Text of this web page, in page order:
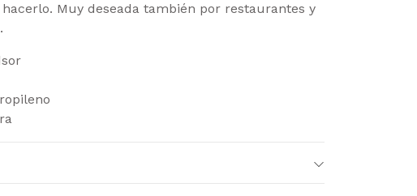
Muy deseada también por restaurantes y